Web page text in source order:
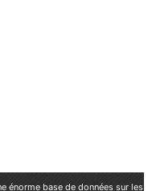
énorme base de données sur les